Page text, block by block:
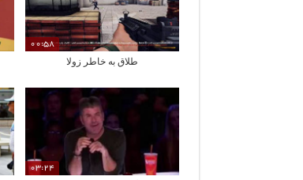
00:58
طلاق به خاطر زولا
03:24